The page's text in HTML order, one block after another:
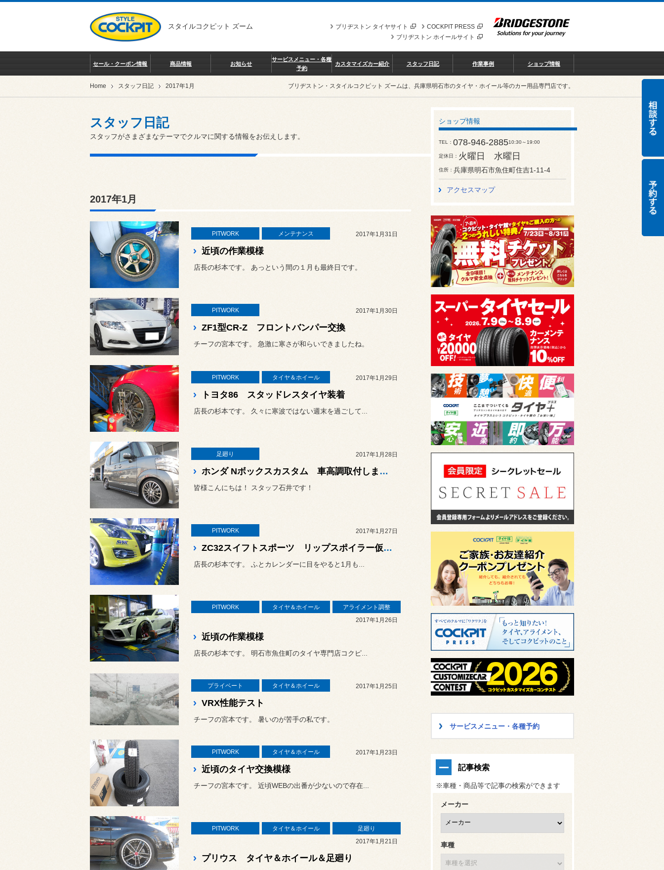
スタイルコクピット ズーム COCKPIT PRESS
ブリヂストン タイヤサイト
ブリヂストン ホイールサイト
セール・クーポン情報 商品情報 お知らせ
サービスメニュー・各種
予約
カスタマイズカー紹介 スタッフ日記 作業事例 ショップ情報
Home スタッフ日記 2017年1月 ブリヂストン・スタイルコクピット ズームは、兵庫県明石市のタイヤ・ホイール等のカー用品専門店です。
スタッフ日記
スタッフがさまざまなテーマでクルマに関する情報をお伝えします。
2017年1月
PITWORK メンテナンス 2017年1月31日
近頃の作業模様
店長の杉本です。 あっという間の１月も最終日です。
PITWORK 2017年1月30日
ZF1型CR-Z フロントバンパー交換
チーフの宮本です。 急激に寒さが和らいできましたね。
PITWORK タイヤ＆ホイール 2017年1月29日
トヨタ86 スタッドレスタイヤ装着
店長の杉本です。 久々に寒波ではない週末を過ごして...
足廻り 2017年1月28日
ホンダ Nボックスカスタム 車高調取付しました！
皆様こんにちは！ スタッフ石井です！
PITWORK 2017年1月27日
ZC32スイフトスポーツ リップスポイラー仮合わせ
店長の杉本です。 ふとカレンダーに目をやると1月も...
PITWORK タイヤ＆ホイール
アライメント調整
2017年1月26日
近頃の作業模様
店長の杉本です。 明石市魚住町のタイヤ専門店コクピ...
プライベート タイヤ＆ホイール 2017年1月25日
VRX性能テスト
チーフの宮本です。 暑いのが苦手の私です。
PITWORK タイヤ＆ホイール 2017年1月23日
近頃のタイヤ交換模様
チーフの宮本です。 近頃WEBの出番が少ないので存在...
PITWORK タイヤ＆ホイール
足廻り
2017年1月21日
プリウス タイヤ＆ホイール＆足廻り
ショップ情報
TEL 078-946-288510:30～19:00
定休日 火曜日 水曜日
住所 兵庫県明石市魚住町住吉1-11-4
アクセスマップ
サービスメニュー・各種予約
記事検索
※車種・商品等で記事の検索ができます
メーカー
車種